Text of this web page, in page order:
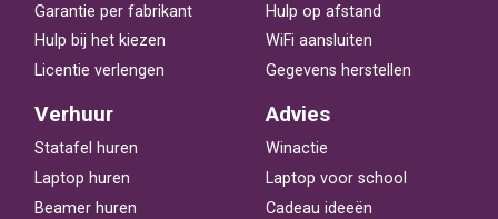
Garantie per fabrikant
Hulp bij het kiezen
Licentie verlengen
Hulp op afstand
WiFi aansluiten
Gegevens herstellen
Verhuur
Statafel huren
Laptop huren
Beamer huren
Advies
Winactie
Laptop voor school
Cadeau ideeën